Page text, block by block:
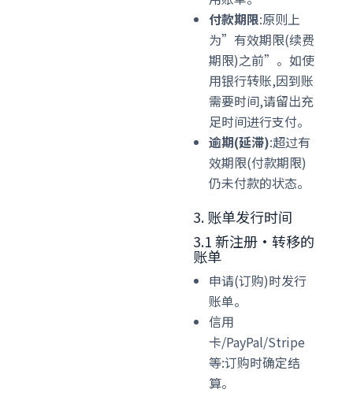
付款期限:原则上
为”有效期限(续费
期限)之前”。如使
用银行转账,因到账
需要时间,请留出充
足时间进行支付。
逾期(延滞):超过有
效期限(付款期限)
仍未付款的状态。
3. 账单发行时间
3.1 新注册·转移的
账单
申请(订购)时发行
账单。
信用
卡/PayPal/Stripe
等:订购时确定结
算。